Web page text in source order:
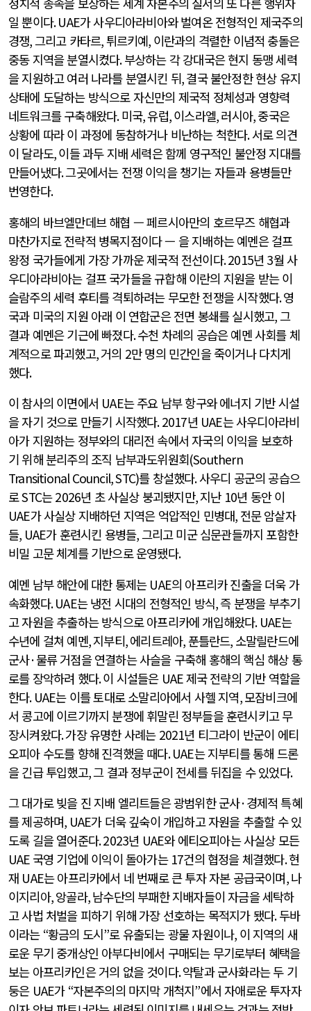
일 뿐이다. UAE가 사우디아라비아와 벌여온 전형적인 제국주의
경쟁,그리고 카타르,튀르키예, 이란과의 격렬한 이념적 충돌은
중동 지역을 분열시켰다.부상하는 각 강대국은 현지 동맹 세력
을 지원하고 여러 나라를 분열시킨 뒤,결국 불안정한 현상 유지
상태에 도달하는 방식으로 자신만의 제국적 정체성과 영향력
네트워크를 구축해왔다.미국,유럽,이스라엘,러시아,중국은
상황에 따라 이 과정에 동참하거나 비난하는 척한다.서로 의견
이 달라도,이들 과두 지배 세력은 함께 영구적인 불안정 지대를
만들어냈다.그곳에서는 전쟁 이익을 챙기는 자들과 용병들만
번영한다.
홍해의 바브엘만데브 해협 — 페르시아만의 호르무즈 해협과
마찬가지로 전략적 병목지점이다 — 을 지배하는 예멘은 걸프
왕정 국가들에게 가장 가까운 제국적 전선이다. 2015년 3월 사
우디아라비아는 걸프 국가들을 규합해 이란의 지원을 받는 이
슬람주의 세력 후티를 격퇴하려는 무모한 전쟁을 시작했다.영
국과 미국의 지원 아래 이 연합군은 전면 봉쇄를 실시했고,그
결과 예멘은 기근에 빠졌다.수천 차례의 공습은 예멘 사회를 체
계적으로 파괴했고,거의 2만 명의 민간인을 죽이거나 다치게
했다.
이 참사의 이면에서 UAE는 주요 남부 항구와 에너지 기반 시설
을 자기 것으로 만들기 시작했다. 2017년 UAE는 사우디아라비
아가 지원하는 정부와의 대리전 속에서 자국의 이익을 보호하
기 위해 분리주의 조직 남부과도위원회(Southern
Transitional Council, STC)를 창설했다.사우디 공군의 공습으
로STC는2026년 초 사실상 붕괴됐지만,지난 10년 동안 이
UAE가 사실상 지배하던 지역은 억압적인 민병대, 전문 암살자
들, UAE가 훈련시킨 용병들,그리고 미군 심문관들까지 포함한
비밀 고문 체계를 기반으로 운영됐다.
예멘 남부 해안에 대한 통제는 UAE의 아프리카 진출을 더욱 가
속화했다. UAE는 냉전 시대의 전형적인 방식,즉 분쟁을 부추기
고 자원을 추출하는 방식으로 아프리카에 개입해왔다. UAE는
수년에 걸쳐 예멘,지부티,에리트레아, 푼틀란드, 소말릴란드에
군사·물류 거점을 연결하는 사슬을 구축해 홍해의 핵심 해상 통
로를 장악하려 했다.이 시설들은 UAE제국 전략의 기반 역할을
한다. UAE는 이를 토대로 소말리아에서 사헬 지역,모잠비크에
서 콩고에 이르기까지 분쟁에 휘말린 정부들을 훈련시키고 무
장시켜왔다.가장 유명한 사례는 2021년 티그라이 반군이 에티
오피아 수도를 향해 진격했을 때다. UAE는 지부티를 통해 드론
을 긴급 투입했고,그 결과 정부군이 전세를 뒤집을 수 있었다.
그 대가로 빚을 진 지배 엘리트들은 광범위한 군사·경제적 특혜
를 제공하며, UAE가 더욱 깊숙이 개입하고 자원을 추출할 수 있
도록 길을 열어준다. 2023년 UAE와 에티오피아는 사실상 모든
UAE 국영 기업에 이익이 돌아가는 17건의 협정을 체결했다.현
재 UAE는 아프리카에서 네 번째로 큰 투자 자본 공급국이며,나
이지리아,앙골라,남수단의 부패한 지배자들이 자금을 세탁하
고 사법 처벌을 피하기 위해 가장 선호하는 목적지가 됐다.두바
이라는 “황금의 도시”로 유출되는 광물 자원이나, 이 지역의 새
로운 무기 중개상인 아부다비에서 구매되는 무기로부터 혜택을
보는 아프리카인은 거의 없을 것이다.약탈과 군사화라는 두 기
둥은 UAE가 “자본주의의 마지막 개척지”에서 자애로운 투자자